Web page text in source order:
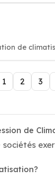
de
1 2 3
de